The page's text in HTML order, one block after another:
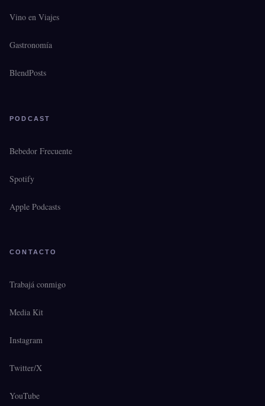
Vino en Viajes
Gastronomía
BlendPosts
PODCAST
Bebedor Frecuente
Spotify
Apple Podcasts
CONTACTO
Trabajá conmigo
Media Kit
Instagram
Twitter/X
YouTube